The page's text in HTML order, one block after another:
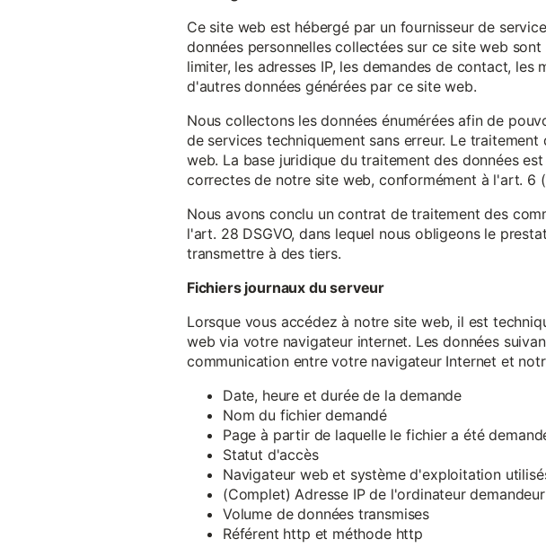
Ce site web est hébergé par un fournisseur de
données personnelles collectées sur ce site web
limiter, les adresses IP, les demandes de contact,
d'autres données générées par ce site web.
Nous collectons les données énumérées afin de
de services techniquement sans erreur. Le
web. La base juridique du traitement des données
correctes de notre site web, conformément à l'art. 6
Nous avons conclu un contrat de traitement des
l'art. 28 DSGVO, dans lequel nous obligeons le
transmettre à des tiers.
Fichiers journaux du serveur
Lorsque vous accédez à notre site web, il est
web via votre navigateur internet. Les données
communication entre votre navigateur Internet et
Date, heure et durée de la demande
Nom du fichier demandé
Page à partir de laquelle le fichier a été
Statut d'accès
Navigateur web et système d'exploitation
(Complet) Adresse IP de l'ordinateur demandeur
Volume de données transmises
Référent http et méthode http